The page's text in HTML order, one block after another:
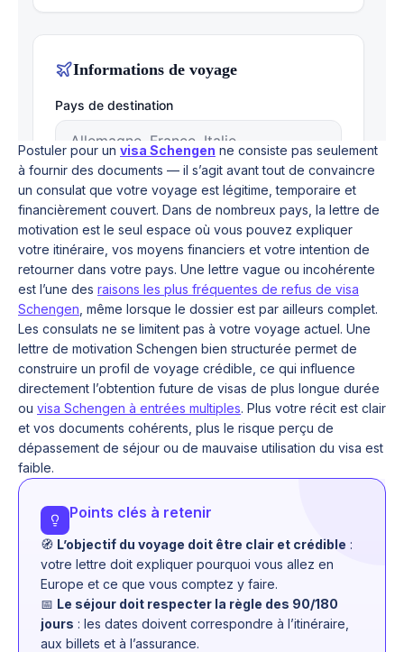
Postuler pour un visa Schengen ne consiste pas seulement
à fournir des documents — il s’agit avant tout de convaincre
un consulat que votre voyage est légitime, temporaire et
financièrement couvert. Dans de nombreux pays, la lettre de
motivation est le seul espace où vous pouvez expliquer
votre itinéraire, vos moyens financiers et votre intention de
retourner dans votre pays. Une lettre vague ou incohérente
est l’une des raisons les plus fréquentes de refus de visa
Schengen , même lorsque le dossier est par ailleurs complet.
Les consulats ne se limitent pas à votre voyage actuel. Une
lettre de motivation Schengen bien structurée permet de
construire un profil de voyage crédible, ce qui influence
directement l’obtention future de visas de plus longue durée
ou visa Schengen à entrées multiples. Plus votre récit est clair
et vos documents cohérents, plus le risque perçu de
dépassement de séjour ou de mauvaise utilisation du visa est
faible.
Points clés à retenir
🧭 L’objectif du voyage doit être clair et crédible :
votre lettre doit expliquer pourquoi vous allez en
Europe et ce que vous comptez y faire.
📅 Le séjour doit respecter la règle des 90/180
jours : les dates doivent correspondre à l’itinéraire,
aux billets et à l’assurance.